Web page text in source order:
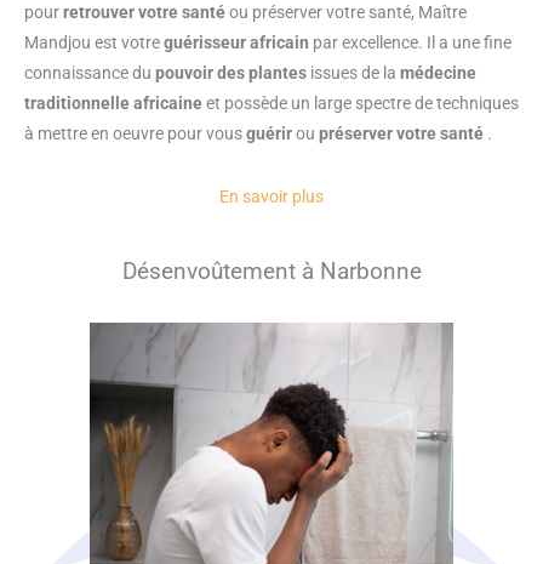
pourretrouver votre santéou préserver votre santé, Maître
Mandjou est votreguérisseur africain par excellence. Il a une fine
connaissance du pouvoir des plantes issues de la médecine
traditionnelle africaineet possède un large spectre de techniques
à mettre en oeuvre pour vousguérirou préserver votre santé .
En savoir plus
Désenvoûtement à Narbonne